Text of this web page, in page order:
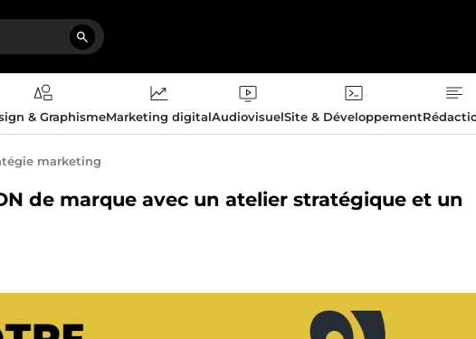
& GraphismeMarketing digitalAudiovisuelSite & Développement
marketing
de marque avec un atelier stratégique et un